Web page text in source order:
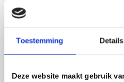
Toestemming Details
Deze website maakt gebruik
Een isolerende fles is een
Nu kun je je water en andere
een aanwinst op je